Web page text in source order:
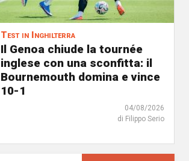
Test in Inghilterra
Il Genoa chiude la tournée
inglese con una sconfitta: il
Bournemouth domina e vince
10-1
04/08/2026
di Filippo Serio